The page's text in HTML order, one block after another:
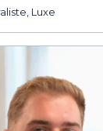
Luxe